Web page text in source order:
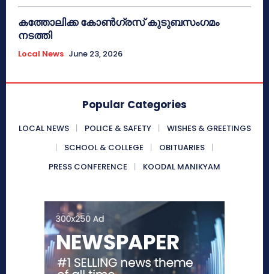
കത്തോലിക്ക കോൺഗ്രസ് കുടുബസംഗമം
നടത്തി
Local News June 23, 2026
Popular Categories
LOCAL NEWS POLICE & SAFETY
WISHES & GREETINGS
SCHOOL & COLLEGE
OBITUARIES
PRESS CONFERENCE
KOODAL MANIKYAM